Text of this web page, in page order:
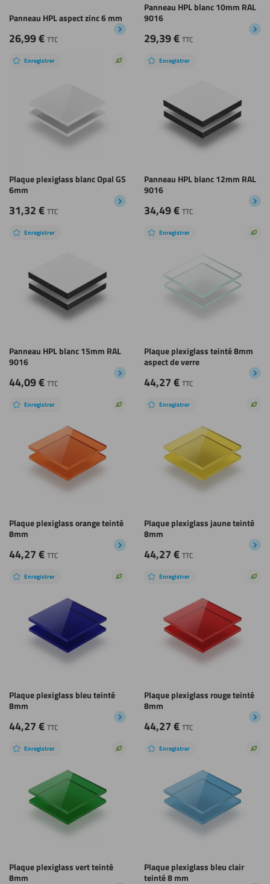
Panneau HPL aspect zinc 6 mm
26,99€ TTC
Panneau HPL blanc 10mm RAL
9016
29,39€ TTC
Enregistrer
Plaque plexiglass blanc Opal GS
6mm
31,32€ TTC
Choix
Enregistrer
Panneau HPL blanc 12mm RAL
9016
34,49€ TTC
Enregistrer
Panneau HPL blanc 15mm RAL
9016
44,09€ TTC
Enregistrer
Plaque plexiglass teinté 8mm
aspect de verre
44,27€ TTC
Enregistrer
Plaque plexiglass orange teinté
8mm
44,27€ TTC
Choix
Enregistrer
Plaque plexiglass jaune teinté
8mm
44,27€ TTC
Enregistrer
Plaque plexiglass bleu teinté
8mm
44,27€ TTC
Choix
Enregistrer
Plaque plexiglass rouge teinté
8mm
44,27€ TTC
Enregistrer
Plaque plexiglass vert teinté
8mm
Choix
Enregistrer
Plaque plexiglass bleu clair
teinté 8 mm